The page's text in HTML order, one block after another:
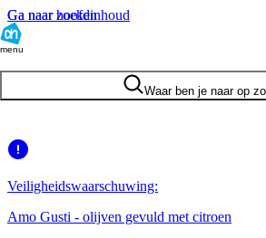
Ga naar hoofdinhoud
Ga naar zoeken
menu
Waar ben je naar op
Veiligheidswaarschuwing:
Amo Gusti - olijven gevuld met citroen